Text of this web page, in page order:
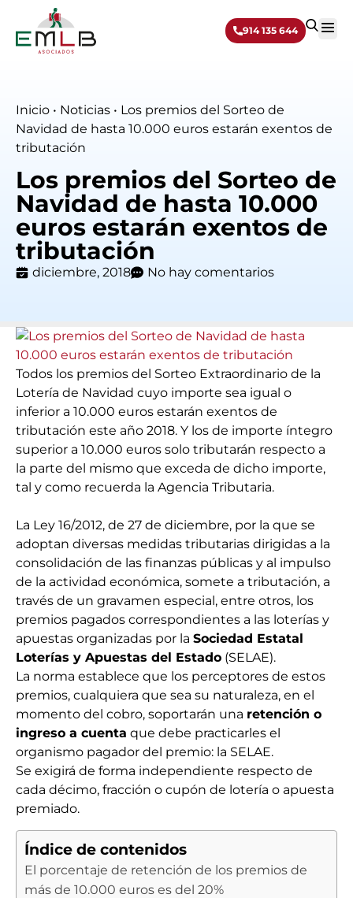
914 135 644
Inicio • Noticias • Los premios del Sorteo de
Navidad de hasta 10.000 euros estarán exentos de
tributación
Los premios del Sorteo de
Navidad de hasta 10.000
euros estarán exentos de
tributación
diciembre, 2018 No hay comentarios
Todos los premios del Sorteo Extraordinario de la
Lotería de Navidad cuyo importe sea igual o
inferior a 10.000 euros estarán exentos de
tributación este año 2018. Y los de importe íntegro
superior a 10.000 euros solo tributarán respecto a
la parte del mismo que exceda de dicho importe,
tal y como recuerda la Agencia Tributaria.
La Ley 16/2012, de 27 de diciembre, por la que se
adoptan diversas medidas tributarias dirigidas a la
consolidación de las finanzas públicas y al impulso
de la actividad económica, somete a tributación, a
través de un gravamen especial, entre otros, los
premios pagados correspondientes a las loterías y
apuestas organizadas por la Sociedad Estatal
Loterías y Apuestas del Estado (SELAE).
La norma establece que los perceptores de estos
premios, cualquiera que sea su naturaleza, en el
momento del cobro, soportarán una retención o
ingreso a cuenta que debe practicarles el
organismo pagador del premio: la SELAE.
Se exigirá de forma independiente respecto de
cada décimo, fracción o cupón de lotería o apuesta
premiado.
Índice de contenidos
El porcentaje de retención de los premios de
más de 10.000 euros es del 20%